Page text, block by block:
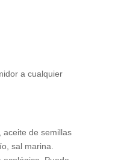
a cualquier
aceite de semillas
sal marina.